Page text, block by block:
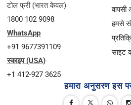
टोल फ्री (भारत केवल)
1800 102 9098
WhatsApp
+91 9677391109
स्काइप (USA)
+1 412-927 3625
वापसी
हमसे
साइट
हमारा अनुसरण इस